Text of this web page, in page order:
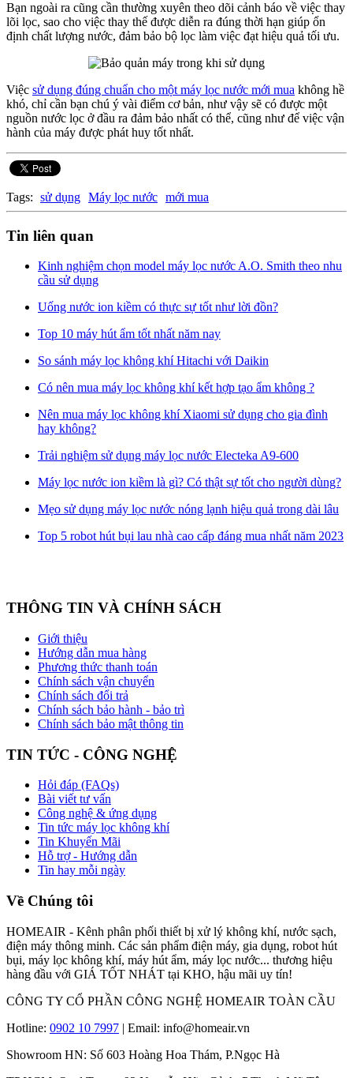
Bạn ngoài ra cũng cần thường xuyên theo dõi cảnh báo về việc thay
lõi lọc, sao cho việc thay thế được diễn ra đúng thời hạn giúp ổn
định chất lượng nước, đảm bảo bộ lọc làm việc đạt hiệu quả tối ưu.
Việc sử dụng đúng chuẩn cho một máy lọc nước mới mua không hề
khó, chỉ cần bạn chú ý vài điểm cơ bản, như vậy sẽ có được một
nguồn nước lọc ở đầu ra đảm bảo nhất có thể, cũng như để việc vận
hành của máy được phát huy tốt nhất.
Tags: sử dụng Máy lọc nước mới mua
Tin liên quan
Kinh nghiệm chọn model máy lọc nước A.O. Smith theo nhu
cầu sử dụng
Uống nước ion kiềm có thực sự tốt như lời đồn?
Top 10 máy hút ẩm tốt nhất năm nay
So sánh máy lọc không khí Hitachi với Daikin
Có nên mua máy lọc không khí kết hợp tạo ẩm không ?
Nên mua máy lọc không khí Xiaomi sử dụng cho gia đình
hay không?
Trải nghiệm sử dụng máy lọc nước Electeka A9-600
Máy lọc nước ion kiềm là gì? Có thật sự tốt cho người dùng?
Mẹo sử dụng máy lọc nước nóng lạnh hiệu quả trong dài lâu
Top 5 robot hút bụi lau nhà cao cấp đáng mua nhất năm 2023
THÔNG TIN VÀ CHÍNH SÁCH
Giới thiệu
Hướng dẫn mua hàng
Phương thức thanh toán
Chính sách vận chuyển
Chính sách đổi trả
Chính sách bảo hành - bảo trì
Chính sách bảo mật thông tin
TIN TỨC - CÔNG NGHỆ
Hỏi đáp (FAQs)
Bài viết tư vấn
Công nghệ & ứng dụng
Tin tức máy lọc không khí
Tin Khuyến Mãi
Hỗ trợ - Hướng dẫn
Tin hay mỗi ngày
Về Chúng tôi
HOMEAIR - Kênh phân phối thiết bị xử lý không khí, nước sạch,
điện máy thông minh. Các sản phẩm điện máy, gia dụng, robot hút
bụi, máy lọc không khí, máy hút ẩm, máy lọc nước... thương hiệu
hàng đầu với GIÁ TỐT NHÁT tại KHO, hậu mãi uy tín!
CÔNG TY CỔ PHẦN CÔNG NGHỆ HOMEAIR TOÀN CẦU
Hotline: 0902 10 7997 | Email: info@homeair.vn
Showroom HN: Số 603 Hoàng Hoa Thám, P.Ngọc Hà